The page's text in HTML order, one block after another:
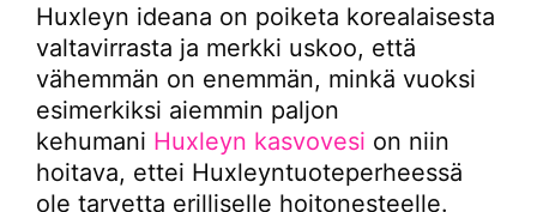
Huxleyn ideana on poiketa korealaisesta
valtavirrasta ja merkki uskoo, että
vähemmän on enemmän, minkä vuoksi
esimerkiksi aiemmin paljon
kehumani Huxleyn kasvovesi on niin
hoitava, ettei Huxleyntuoteperheessä
ole tarvetta erilliselle hoitonesteelle.